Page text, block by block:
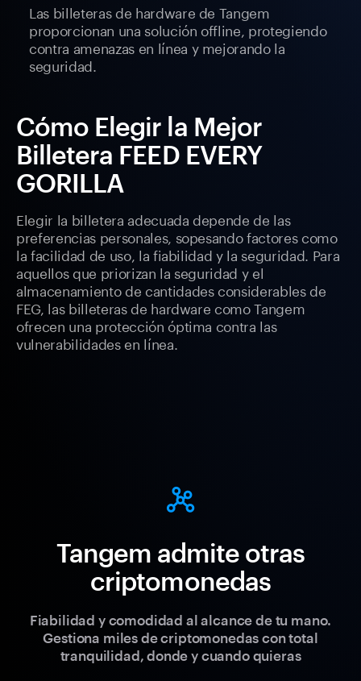
Las billeteras de hardware de Tangem
proporcionan una solución offline, protegiendo
contra amenazas en línea y mejorando la
seguridad.
Cómo Elegir la Mejor
Billetera FEED EVERY
GORILLA
Elegir la billetera adecuada depende de las
preferencias personales, sopesando factores como
la facilidad de uso, la fiabilidad y la seguridad. Para
aquellos que priorizan la seguridad y el
almacenamiento de cantidades considerables de
FEG, las billeteras de hardware como Tangem
ofrecen una protección óptima contra las
vulnerabilidades en línea.
Tangem admite otras
criptomonedas
Fiabilidad y comodidad al alcance de tu mano.
Gestiona miles de criptomonedas con total
tranquilidad, donde y cuando quieras